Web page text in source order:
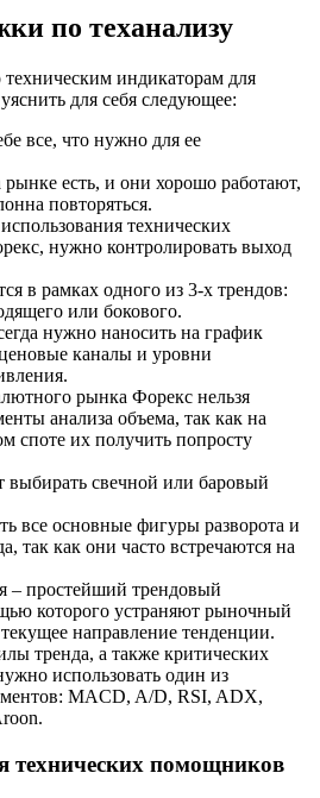
по теханализу
индикаторам для
для себя следующее:
все, что нужно для ее
рынке есть, и они хорошо работают,
повторяться.
технических
нужно контролировать выход
в рамках одного из 3-х трендов:
или бокового.
нужно наносить на график
каналы и уровни
рынка Форекс нельзя
анализа объема, так как на
споте их получить попросту
выбирать свечной или баровый
все основные фигуры разворота и
так как они часто встречаются на
– простейший трендовый
которого устраняют рыночный
направление тенденции.
тренда, а также критических
использовать один из
MACD, A/D, RSI, ADX,
технических помощников